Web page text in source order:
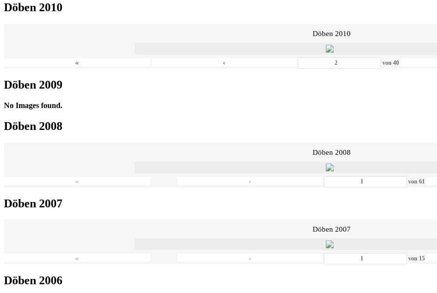
Döben 2010
Döben 2010
« ‹ von40
Döben 2009
No Images found.
Döben 2008
Döben 2008
« ‹ von61
Döben 2007
Döben 2007
« ‹ von 15
Döben 2006